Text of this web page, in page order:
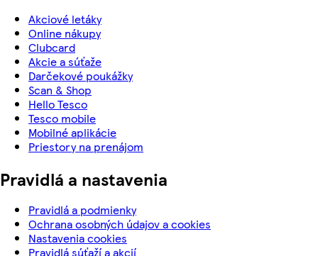
Akciové letáky
Online nákupy
Clubcard
Akcie a súťaže
Darčekové poukážky
Scan & Shop
Hello Tesco
Tesco mobile
Mobilné aplikácie
Priestory na prenájom
Pravidlá a nastavenia
Pravidlá a podmienky
Ochrana osobných údajov a cookies
Nastavenia cookies
Pravidlá súťaží a akcií